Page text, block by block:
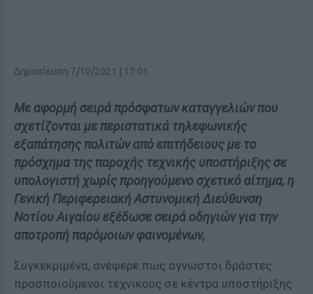
Δημοσίευση 7/10/2021 | 17:01
Με αφορμή σειρά πρόσφατων καταγγελιών που
σχετίζονται με περιστατικά τηλεφωνικής
εξαπάτησης πολιτών από επιτήδειους με το
πρόσχημα της παροχής τεχνικής υποστήριξης σε
υπολογιστή χωρίς προηγούμενο σχετικό αίτημα, η
Γενική Περιφερειακή Αστυνομική Διεύθυνση
Νοτίου Αιγαίου εξέδωσε σειρά οδηγιών για την
αποτροπή παρόμοιων φαινομένων,
Συγκεκριμένα, ανέφερε πως αγνωστοι δράστες
προσποιούμενοι τεχνικούς σε κέντρα υποστήριξης